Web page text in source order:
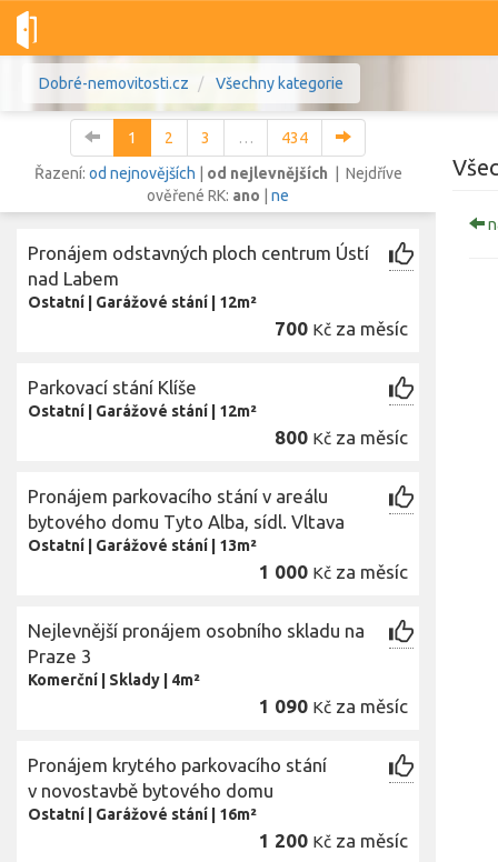
Dobré-nemovitosti.cz Všechny kategorie
Domy
Lokalita
1 2 3 …
434
Řazení: od nejnovějších od nejlevnějších
| Nejdříve
ověřené RK: ano ne
Pronájem odstavných ploch centrum Ústí
nad Labem
Ostatní Garážové stání 12m²
700 Kč za měsíc
Parkovací stání Klíše
Ostatní Garážové stání 12m²
800 Kč za měsíc
Pronájem parkovacího stání v areálu
bytového domu Tyto Alba, sídl. Vltava
Ostatní Garážové stání 13m²
1 000 Kč za měsíc
Nejlevnější pronájem osobního skladu na
Praze 3
Komerční Sklady 4m²
1 090 Kč za měsíc
Pronájem krytého parkovacího stání
v novostavbě bytového domu
Ostatní Garážové stání 16m²
1 200 Kč za měsíc